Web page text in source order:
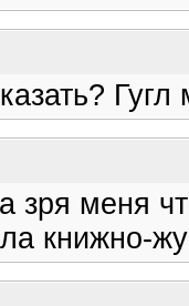
зря меня
книжно-